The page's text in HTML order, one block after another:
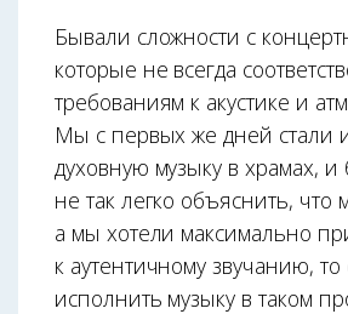
Бывали сложности с
которые не всегда
требованиям к акустике и
Мы с первых же дней стали
духовную музыку в храмах, и
не так легко объяснить, что
а мы хотели максимально
к аутентичному звучанию, то
исполнить музыку в таком